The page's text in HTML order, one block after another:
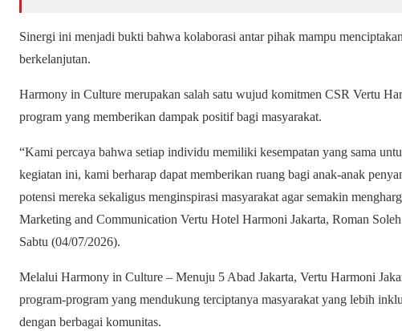
Sinergi ini menjadi bukti bahwa kolaborasi antar pihak mampu
berkelanjutan.
Harmony in Culture merupakan salah satu wujud komitmen CSR Vertu
program yang memberikan dampak positif bagi masyarakat.
“Kami percaya bahwa setiap individu memiliki kesempatan yang sama
kegiatan ini, kami berharap dapat memberikan ruang bagi anak-anak
potensi mereka sekaligus menginspirasi masyarakat agar semakin
Marketing and Communication Vertu Hotel Harmoni Jakarta, Roman
Sabtu (04/07/2026).
Melalui Harmony in Culture – Menuju 5 Abad Jakarta, Vertu Harmoni
program-program yang mendukung terciptanya masyarakat yang lebih
dengan berbagai komunitas.